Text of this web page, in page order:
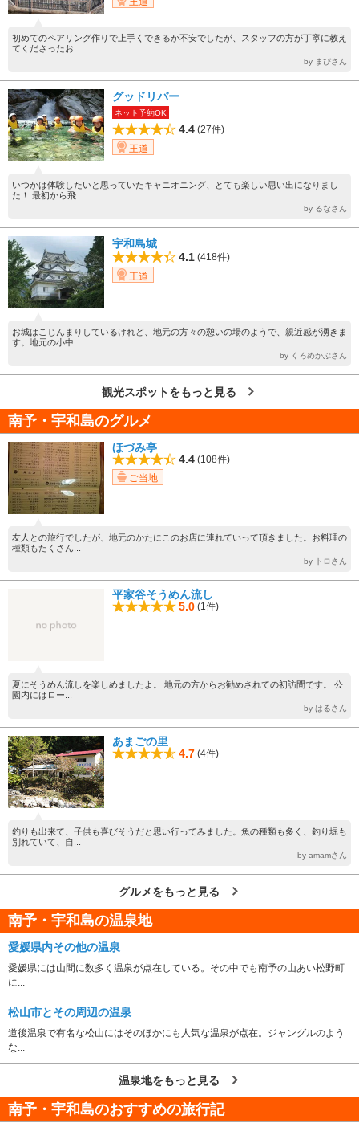
初めてのペアリング作りで上手くできるか不安でしたが、スタッフの方が丁寧に教え
てくださったお...
by まぴさん
グッドリバー
ネット予約OK
4.4 (27件)
王道
いつかは体験したいと思っていたキャニオニング、とても楽しい思い出になりまし
た！ 最初から飛...
by るなさん
宇和島城
4.1 (418件)
王道
お城はこじんまりしているけれど、地元の方々の憩いの場のようで、親近感が湧きま
す。地元の小中...
by くろめかぶさん
観光スポットをもっと見る
南予・宇和島のグルメ
ほづみ亭
4.4 (108件)
ご当地
友人との旅行でしたが、地元のかたにこのお店に連れていって頂きました。お料理の
種類もたくさん...
by トロさん
平家谷そうめん流し
5.0 (1件)
夏にそうめん流しを楽しめましたよ。 地元の方からお勧めされての初訪問です。 公
園内にはロー...
by はるさん
あまごの里
4.7 (4件)
釣りも出来て、子供も喜びそうだと思い行ってみました。魚の種類も多く、釣り堀も
別れていて、自...
by amamさん
グルメをもっと見る
南予・宇和島の温泉地
愛媛県内その他の温泉
愛媛県には山間に数多く温泉が点在している。その中でも南予の山あい松野町
に...
松山市とその周辺の温泉
道後温泉で有名な松山にはそのほかにも人気な温泉が点在。ジャングルのよう
な...
温泉地をもっと見る
南予・宇和島のおすすめの旅行記